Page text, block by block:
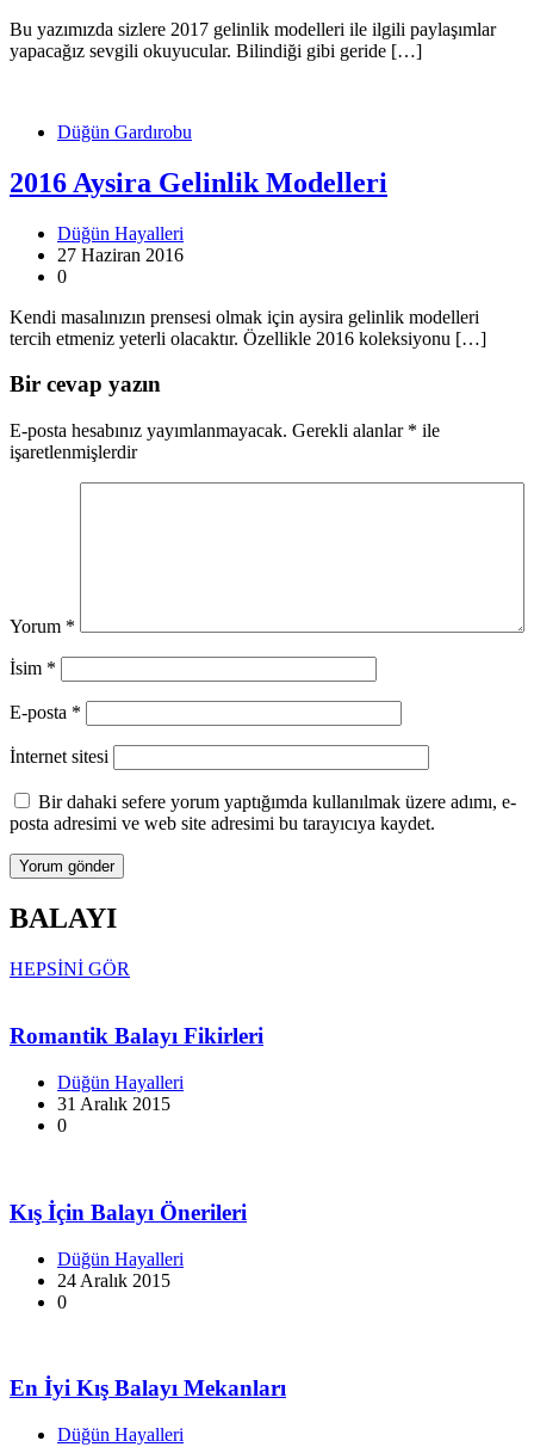
Bu yazımızda sizlere 2017 gelinlik modelleri ile ilgili paylaşımlar
yapacağız sevgili okuyucular. Bilindiği gibi geride […]
Düğün Gardırobu
2016 Aysira Gelinlik Modelleri
Düğün Hayalleri
27 Haziran 2016
0
Kendi masalınızın prensesi olmak için aysira gelinlik modelleri
tercih etmeniz yeterli olacaktır. Özellikle 2016 koleksiyonu […]
Bir cevap yazın
E-posta hesabınız yayımlanmayacak. Gerekli alanlar * ile
işaretlenmişlerdir
Yorum *
İsim *
E-posta *
İnternet sitesi
Bir dahaki sefere yorum yaptığımda kullanılmak üzere adımı, e-
posta adresimi ve web site adresimi bu tarayıcıya kaydet.
BALAYI
HEPSİNİ GÖR
Romantik Balayı Fikirleri
Düğün Hayalleri
31 Aralık 2015
0
Kış İçin Balayı Önerileri
Düğün Hayalleri
24 Aralık 2015
0
En İyi Kış Balayı Mekanları
Düğün Hayalleri